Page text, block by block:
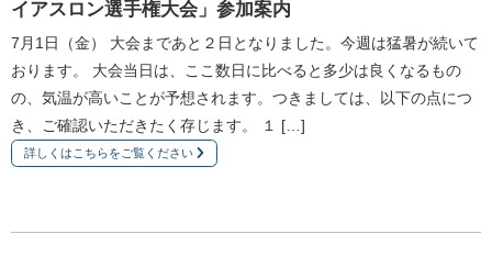
イアスロン選手権大会」参加案内
7月1日（金） 大会まであと２日となりました。今週は猛暑が続いて
おります。 大会当日は、ここ数日に比べると多少は良くなるもの
の、気温が高いことが予想されます。つきましては、以下の点につ
き、ご確認いただきたく存じます。 １ […]
詳しくはこちらをご覧ください